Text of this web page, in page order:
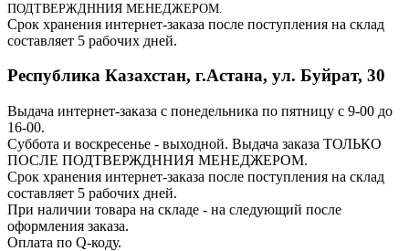
ПОДТВЕРЖДННИЯ МЕНЕДЖЕРОМ.
Срок хранения интернет-заказа после поступления на склад
составляет 5 рабочих дней.
Республика Казахстан, г.Астана, ул. Буйрат, 30
Выдача интернет-заказа с понедельника по пятницу с 9-00 до
16-00.
Суббота и воскресенье - выходной. Выдача заказа ТОЛЬКО
ПОСЛЕ ПОДТВЕРЖДННИЯ МЕНЕДЖЕРОМ.
Срок хранения интернет-заказа после поступления на склад
составляет 5 рабочих дней.
При наличии товара на складе - на следующий после
оформления заказа.
Оплата по Q-коду.